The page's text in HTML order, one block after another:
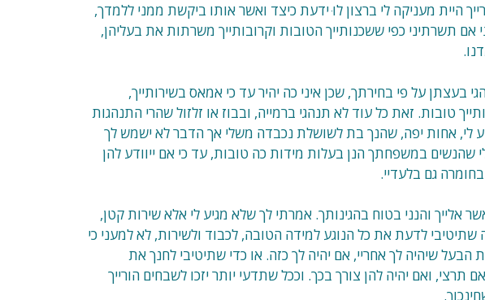
היית מעניקה לי ברצון לוּ ידעת כיצד ואשר אותו ביקשת ממני ללמדך,
אם תשרתיני כפי ששכנותייך הטובות וקרובותייך משרתות את בעליהן,
בעצתן על פי בחירתך, שכן איני כה יהיר עד כי אמאס בשירותייך,
טובות. זאת כל עוד לא תנהגי ברמייה, ובבוז או זלזול שהרי התנהגות
לי, אחות יפה, שהנך בת לשושלת נכבדה משלי אך הדבר לא ישמש לך
שהנשים במשפחתך הנן בעלות מידות כה טובות, עד כי אם ייוודע להן
גם בלעדיי.
אלייך והנני בטוח בהגינותך. אמרתי לך שלא מגיע לי אלא שירות קטן,
שתיטיבי לדעת את כל הנוגע למידה הטובה, לכבוד ולשירות, לא למעני כי
הבעל שיהיה לך אחריי, אם יהיה לך כזה. או כדי שתיטיבי לחנך את
אם תרצי, ואם יהיה להן צורך בכך. וככל שתדעי יותר יזכו לשבחים הורייך